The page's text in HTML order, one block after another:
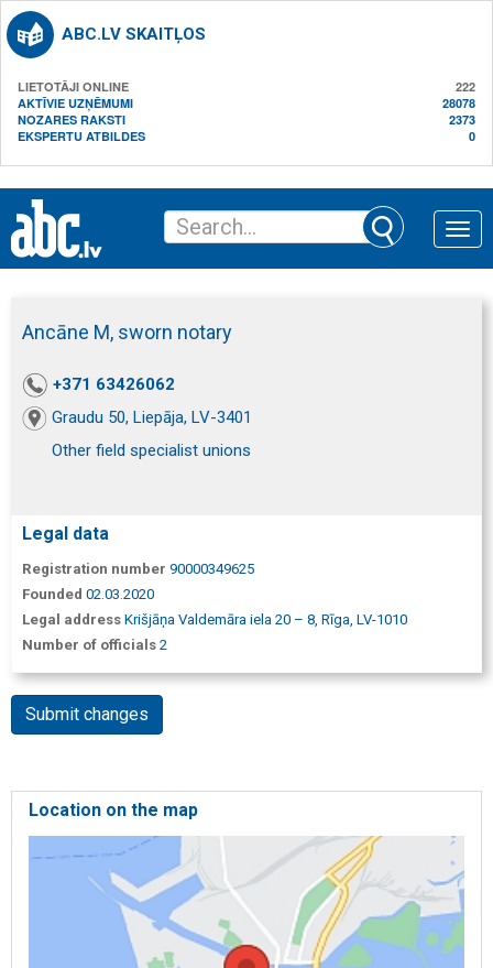
ABC.LV SKAITĻOS
LIETOTĀJI ONLINE
222
AKTĪVIE UZŅĒMUMI
28078
NOZARES RAKSTI
2373
EKSPERTU ATBILDES
0
Toggle
Ancāne M, sworn notary
+371 63426062
Graudu 50, Liepāja, LV-3401
Other field specialist unions
Legal data
Registration number 90000349625
Founded 02.03.2020
Legal address Krišjāņa Valdemāra iela 20 – 8, Rīga, LV-1010
Number of officials 2
Submit changes
Location on the map